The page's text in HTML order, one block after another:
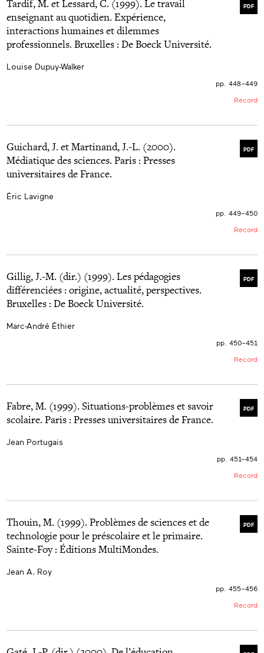
neuen Lernmediums.
außerdem werden zwei für metakognitive Erkenntnisse
geeignete Instrumente vorgestellt, die für die
Untersuchung verwendet wurden, und zwar der
«Fragebogen für subjektive Fortschritte» sowie der
«Fragebogen für mathetische Selbstbeschreibung».
Den Schluss der Untersuchung bilden die aus den
PDF
Tardif, M. et Lessard, C. (1999). Le travail
enseignant au quotidien. Expérience,
interactions humaines et dilemmes
professionnels. Bruxelles : De Boeck Université.
Louise Dupuy-Walker
pp. 448–449
Record
PDF
Guichard, J. et Martinand, J.-L. (2000).
Médiatique des sciences. Paris : Presses
universitaires de France.
Éric Lavigne
pp. 449–450
Record
PDF
Gillig, J.-M. (dir.) (1999). Les pédagogies
différenciées : origine, actualité, perspectives.
Bruxelles : De Boeck Université.
Marc-André Éthier
pp. 450–451
Record
PDF
Fabre, M. (1999). Situations-problèmes et savoir
scolaire. Paris : Presses universitaires de France.
Jean Portugais
pp. 451–454
Record
PDF
Thouin, M. (1999). Problèmes de sciences et de
technologie pour le préscolaire et le primaire.
Sainte-Foy : Éditions MultiMondes.
Jean A. Roy
pp. 455–456
Record